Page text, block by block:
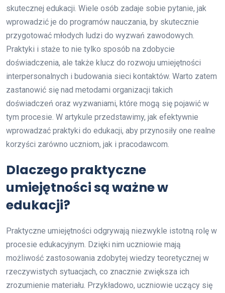
skutecznej edukacji. Wiele osób zadaje sobie pytanie, jak
wprowadzić je do programów nauczania, by skutecznie
przygotować młodych ludzi do wyzwań zawodowych.
Praktyki i staże to nie tylko sposób na zdobycie
doświadczenia, ale także klucz do rozwoju umiejętności
interpersonalnych i budowania sieci kontaktów. Warto zatem
zastanowić się nad metodami organizacji takich
doświadczeń oraz wyzwaniami, które mogą się pojawić w
tym procesie. W artykule przedstawimy, jak efektywnie
wprowadzać praktyki do edukacji, aby przynosiły one realne
korzyści zarówno uczniom, jak i pracodawcom.
Dlaczego praktyczne
umiejętności są ważne w
edukacji?
Praktyczne umiejętności odgrywają niezwykle istotną rolę w
procesie edukacyjnym. Dzięki nim uczniowie mają
możliwość zastosowania zdobytej wiedzy teoretycznej w
rzeczywistych sytuacjach, co znacznie zwiększa ich
zrozumienie materiału. Przykładowo, uczniowie uczący się